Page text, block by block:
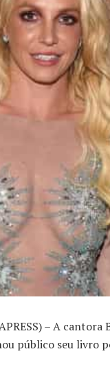
– A
público seu livro